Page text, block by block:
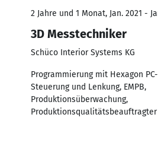
2 Jahre und 1 Monat, Jan. 2021 -
3D Messtechniker
Schüco Interior Systems KG
Programmierung mit Hexagon
Steuerung und Lenkung, EMPB,
Produktionsüberwachung,
Produktionsqualitätsbeauftragter